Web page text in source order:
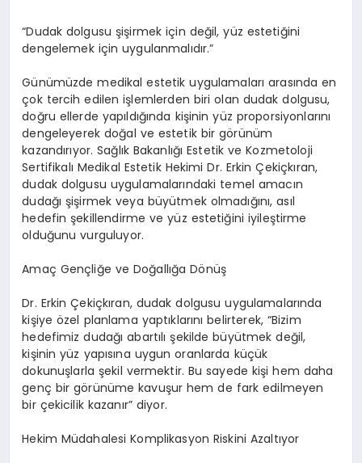
“Dudak dolgusu şişirmek için değil, yüz estetiğini
dengelemek için uygulanmalıdır.”
Günümüzde medikal estetik uygulamaları arasında en
çok tercih edilen işlemlerden biri olan dudak dolgusu,
doğru ellerde yapıldığında kişinin yüz proporsiyonlarını
dengeleyerek doğal ve estetik bir görünüm
kazandırıyor. Sağlık Bakanlığı Estetik ve Kozmetoloji
Sertifikalı Medikal Estetik Hekimi Dr. Erkin Çekiçkıran,
dudak dolgusu uygulamalarındaki temel amacın
dudağı şişirmek veya büyütmek olmadığını, asıl
hedefin şekillendirme ve yüz estetiğini iyileştirme
olduğunu vurguluyor.
Amaç Gençliğe ve Doğallığa Dönüş
Dr. Erkin Çekiçkıran, dudak dolgusu uygulamalarında
kişiye özel planlama yaptıklarını belirterek, “Bizim
hedefimiz dudağı abartılı şekilde büyütmek değil,
kişinin yüz yapısına uygun oranlarda küçük
dokunuşlarla şekil vermektir. Bu sayede kişi hem daha
genç bir görünüme kavuşur hem de fark edilmeyen
bir çekicilik kazanır” diyor.
Hekim Müdahalesi Komplikasyon Riskini Azaltıyor